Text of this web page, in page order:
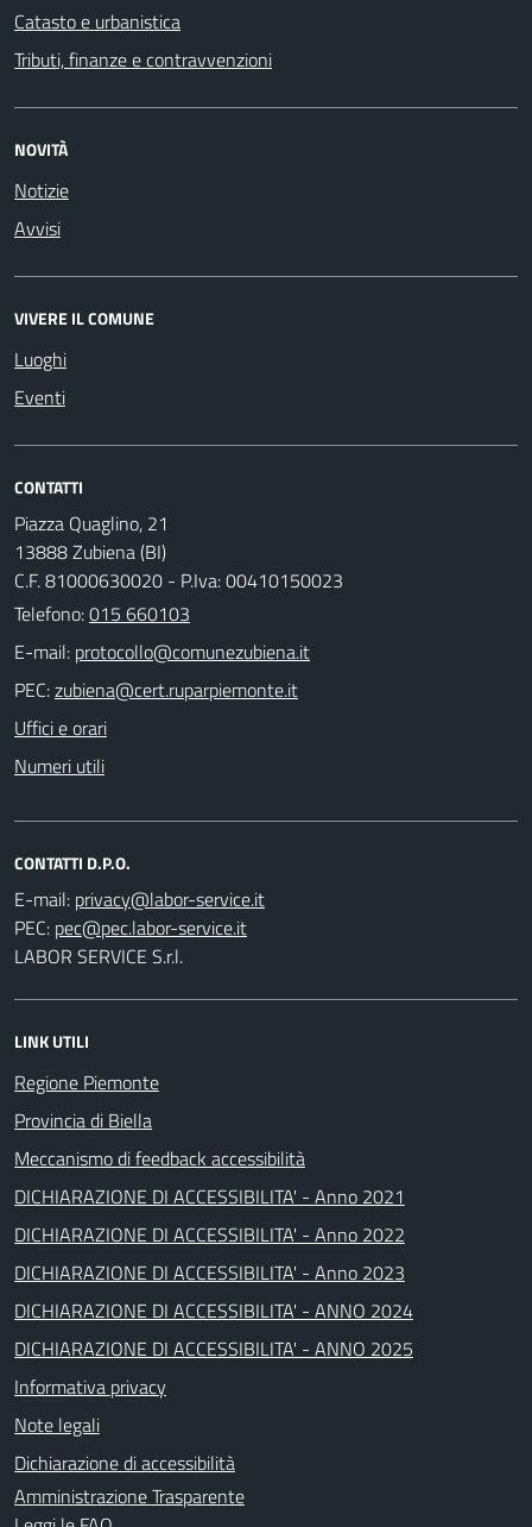
Catasto e urbanistica
Tributi, finanze e contravvenzioni
NOVITÀ
Notizie
Avvisi
VIVERE IL COMUNE
Luoghi
Eventi
CONTATTI
Piazza Quaglino, 21
13888 Zubiena (BI)
C.F. 81000630020 - P.Iva: 00410150023
Telefono:015 660103
E-mail:
PEC:
Uffici e orari
Numeri utili
CONTATTI D.P.O.
E-mail:
PEC:
LABOR SERVICE S.r.l.
LINK UTILI
Regione Piemonte
Provincia di Biella
Meccanismo di feedback accessibilità
DICHIARAZIONE DI ACCESSIBILITA' - Anno 2021
DICHIARAZIONE DI ACCESSIBILITA' - Anno 2022
DICHIARAZIONE DI ACCESSIBILITA' - Anno 2023
DICHIARAZIONE DI ACCESSIBILITA' - ANNO 2024
DICHIARAZIONE DI ACCESSIBILITA' - ANNO 2025
Informativa privacy
Note legali
Dichiarazione di accessibilità
Amministrazione Trasparente